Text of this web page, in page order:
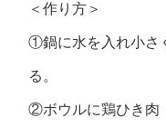
＜作り方＞
①鍋に水を入れ小さ
る。
②ボウルに鶏ひき肉